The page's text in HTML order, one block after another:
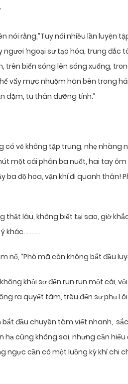
nói rằng,”Tuy nói nhiều lần luyện
‘ngoại sư tạo hóa, trung đắc
trên biển sóng lên sóng xuống,
vẩy mực nhuộm hãn bên trong
dặm, tu thân dưỡng tính.”
vẻ không tập trung, nhẹ nhàng
một cái phân ba nuốt, hai tay ôm
ba độ hoa, vận khí đi quanh thân!
thật lâu, không biết tại sao, giờ
. . . . .
nổ, “Phò mã còn không bắt đầu
khỏi sợ đến run run một cái,
ra quyết tâm, trêu đến sư phụ
bắt đầu chuyên tâm viết nhanh,
cũng không sai, nhưng cần hiểu
ngực cần có một luồng kỳ khí chi